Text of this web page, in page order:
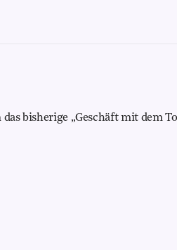
bisherige „Geschäft mit dem